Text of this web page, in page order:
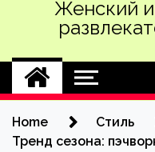
Женский
Home
Стиль
Тренд сезона: